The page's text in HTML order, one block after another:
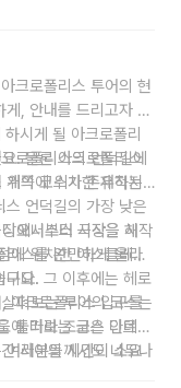
를 제가 첨부해 드렸으니
주시고요. 이후에 제 멘트
안내를 시청하시면서 그
차근 따라 해 주시면 되겠습
크로폴리스 투어의 현
, 안내를 드리고자 하
시게 될 아크로폴리
로폴리스의 언덕길에
쪽에 위치한 유적지
.
. 물론 아크로폴리스
의 코스가 존재하는
언덕길의 가장 낮은
에서부터 시작을 해
리스를 완만하게 올라
니다.
오니소스 극장을 시작
에 위치한 아스클레피
구요. 그 이후에는 헤로
아크로폴리스 입구를
둘러보는 코스 인데
러분들께서도 너무나
펴보는 투어의 코스는
에 따라 조금은 다르겠
사이의 시간이 소요